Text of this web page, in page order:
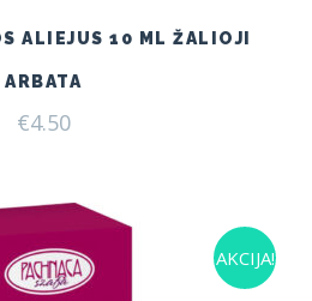
ALIEJUS 10 ML ŽALIOJI
ARBATA
€4.50
AKCIJA!